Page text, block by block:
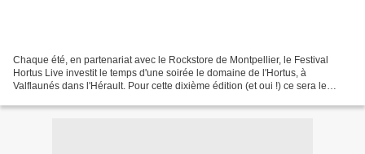
Chaque été, en partenariat avec le Rockstore de Montpellier, le Festival
Hortus Live investit le temps d'une soirée le domaine de l'Hortus, à
Valflaunés dans l'Hérault. Pour cette dixième édition (et oui !) ce sera le